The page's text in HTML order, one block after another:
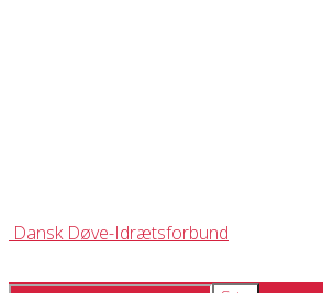
Dansk Døve-Idrætsforbund